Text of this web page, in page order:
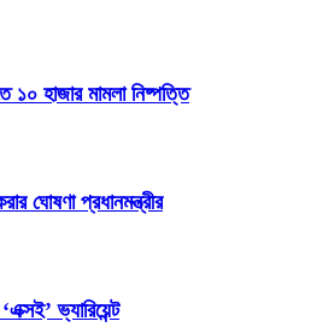
১০ হাজার মামলা নিষ্পত্তি
ঘোষণা প্রধানমন্ত্রীর
ভ্যারিয়েন্ট